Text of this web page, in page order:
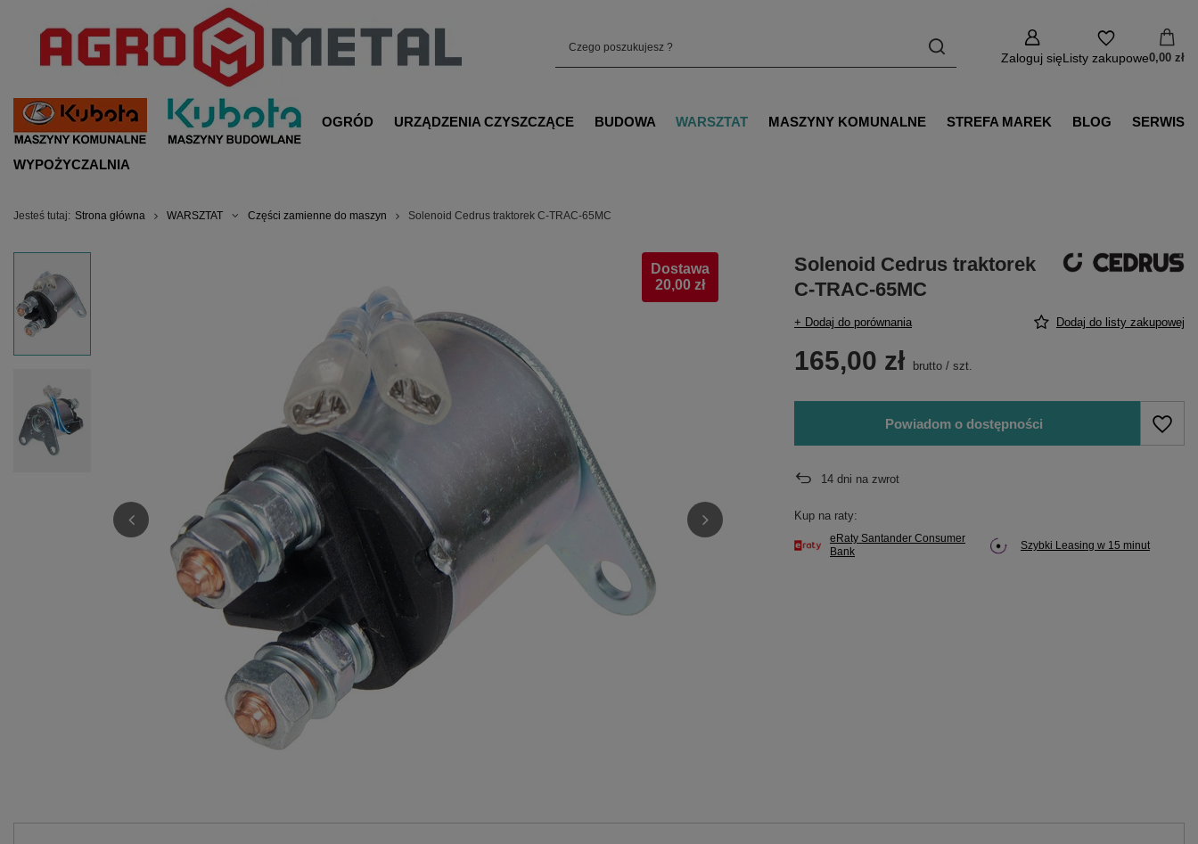
Zaloguj sięListy zakupowe0,00 zł
OGRÓD URZĄDZENIA CZYSZCZĄCE BUDOWA WARSZTAT MASZYNY KOMUNALNE STREFA MAREK BLOG SERWIS
WYPOŻYCZALNIA
Jesteś tutaj: Strona główna WARSZTAT Części zamienne do maszyn Solenoid Cedrus traktorek C-TRAC-65MC
Dostawa
20,00 zł
Solenoid Cedrus traktorek
C-TRAC-65MC
+ Dodaj do porównania Dodaj do listy zakupowej
165,00 zł brutto /szt.
Powiadom o dostępności
14 dni na zwrot
Kup na raty:
eRaty Santander Consumer
Bank
Szybki Leasing w 15 minut